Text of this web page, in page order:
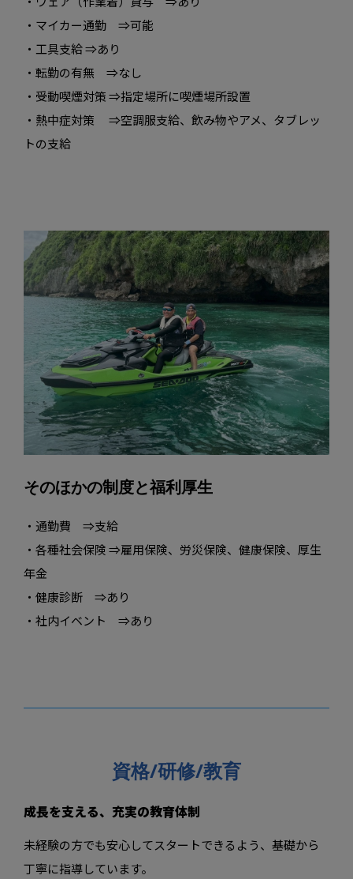
・マイカー通勤 ⇒可能
・工具支給 ⇒あり
・転勤の有無 ⇒なし
・受動喫煙対策 ⇒指定場所に喫煙場所設置
・熱中症対策 ⇒空調服支給、飲み物やアメ、タブレッ
トの支給
そのほかの制度と福利厚生
・通勤費 ⇒支給
・各種社会保険 ⇒雇用保険、労災保険、健康保険、厚生
年金
・健康診断 ⇒あり
・社内イベント ⇒あり
資格/研修/教育
成長を支える、充実の教育体制
未経験の方でも安心してスタートできるよう、基礎から
丁寧に指導しています。